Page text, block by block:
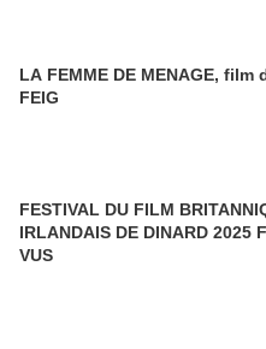
LA FEMME DE MENAGE, film
FEIG
FESTIVAL DU FILM
IRLANDAIS DE DINARD 2025
VUS